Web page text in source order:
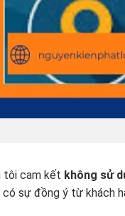
tôi cam kết không sử
có sự đồng ý từ khách